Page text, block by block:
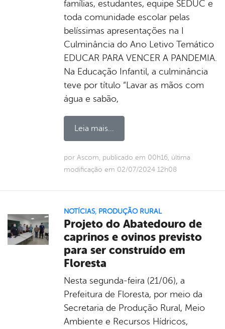
famílias, estudantes, equipe SEDUC e
toda comunidade escolar pelas
belíssimas apresentações na I
Culminância do Ano Letivo Temático
EDUCAR PARA VENCER A PANDEMIA.
Na Educação Infantil, a culminância
teve por título “Lavar as mãos com
água e sabão,
Leia mais...
por Ascom, publicado em 00h16, última
modificação em 02/07/2024 12h08
NOTÍCIAS, PRODUÇÃO RURAL
Projeto do Abatedouro de
caprinos e ovinos previsto
para ser construído em
Floresta
Nesta segunda-feira (21/06), a
Prefeitura de Floresta, por meio da
Secretaria de Produção Rural, Meio
Ambiente e Recursos Hídricos,